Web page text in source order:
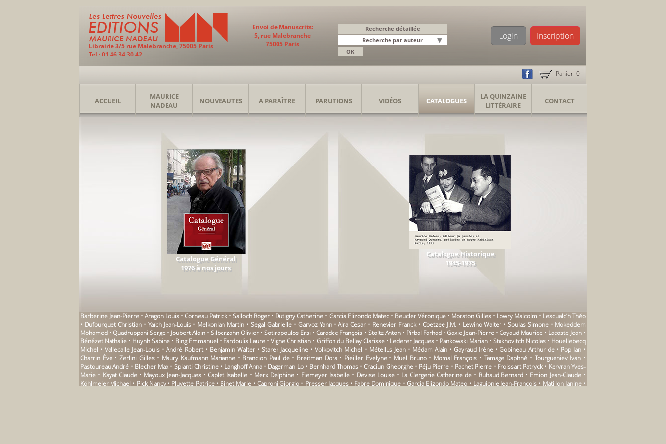
Librairie 3/5 rue Malebranche, 75005 Paris
Tel.: 01 46 34 30 42
Envoi de Manuscrits:
5, rue Malebranche
75005 Paris
Login Inscription
Panier: 0
ACCUEIL
MAURICE
NADEAU
NOUVEAUTES A PARAÎTRE PARUTIONS VIDÉOS CATALOGUES
LA QUINZAINE
LITTÉRAIRE
CONTACT
Catalogue Général
1976 à nos jours
Catalogue Historique
1945-1975
Barberine Jean-Pierre • Aragon Louis • Corneau Patrick • Salloch Roger • Dutigny Catherine • Garcia Elizondo Mateo • Beucler Véronique • Moraton Gilles • Lowry Malcolm • Lesoualc’h Théo
• Dufourquet Christian • Yaïch Jean-Louis • Melkonian Martin • Segal Gabrielle • Garvoz Yann • Aira Cesar • Renevier Franck • Coetzee J.M. • Lewino Walter • Soulas Simone • Mokeddem
Mohamed • Quadruppani Serge • Joubert Alain • Silberzahn Olivier • Sotiropoulos Ersi • Caradec François • Stoltz Anton • Pirbal Farhad • Gaxie Jean-Pierre • Coyaud Maurice • Lacoste Jean •
Bénézet Nathalie • Huynh Sabine • Bing Emmanuel • Fardoulis Laure • Vigne Christian • Griffon du Bellay Clarisse • Lederer Jacques • Pankowski Marian • Stakhovitch Nicolas • Houellebecq
Michel • Vallecalle Jean-Louis • André Robert • Benjamin Walter • Starer Jacqueline • Volkovitch Michel • Métellus Jean • Médam Alain • Gayraud Irène • Gobineau Arthur de • Pop Ian •
Charrin Ève • Zerlini Gilles • Maury Kaufmann Marianne • Brancion Paul de • Breitman Dora • Pieiller Evelyne • Muel Bruno • Momal François • Tamage Daphné • Tourgueniev Ivan •
Pastoureau André • Blecher Max • Spianti Christine • Langhoff Anna • Dagerman Lo • Bernhard Thomas • Craciun Gheorghe • Péju Pierre • Pachet Pierre • Froissart Patryck • Kervran Yves-
Marie • Kayat Claude • Mayoux Jean-Jacques • Caplet Isabelle • Merx Delphine • Fiemeyer Isabelle • Devise Louise • La Clergerie Catherine de • Ruhaud Bernard • Emion Jean-Claude •
Köhlmeier Michael • Pick Nancy • Pluyette Patrice • Binet Marie • Caproni Giorgio • Presser Jacques • Fabre Dominique • Garcia Elizondo Mateo • Laguionie Jean-François • Matillon Janine •